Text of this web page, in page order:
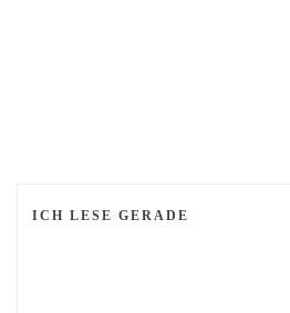
ICH LESE GERADE